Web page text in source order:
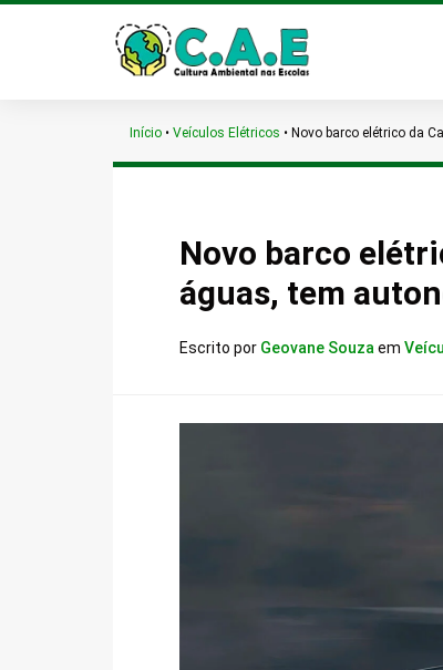
Início • Veículos Elétricos • Novo barco elétrico da
Novo barco
águas, tem
Escrito por Geovane Souza em